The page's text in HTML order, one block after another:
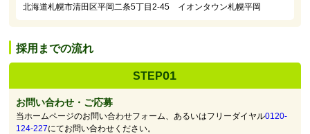
北海道札幌市清田区平岡二条5丁目2-45 イオンタウン札幌平岡
採用までの流れ
STEP01
お問い合わせ・ご応募
当ホームページのお問い合わせフォーム、あるいはフリーダイヤル0120-
124-227にてお問い合わせください。